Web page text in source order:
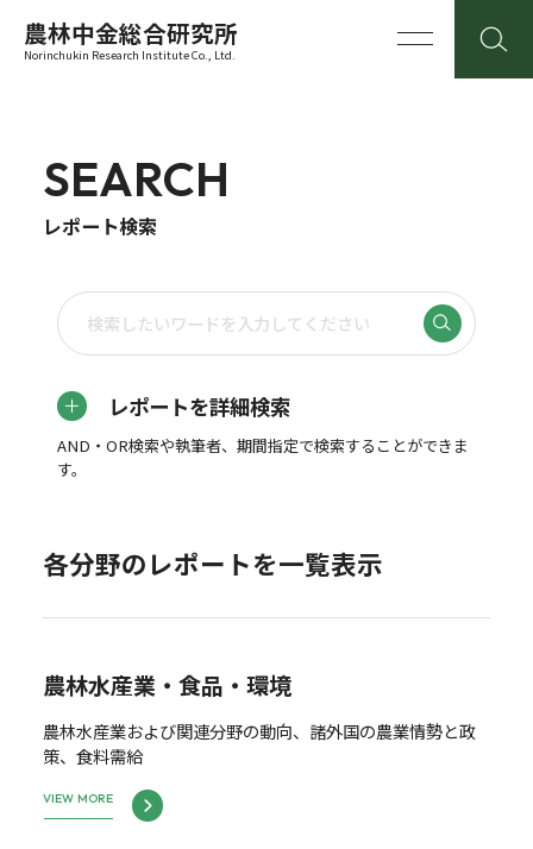
農林中金総合研究所
Norinchukin Research Institute Co., Ltd.
SEARCH
レポート検索
レポートを詳細検索
AND・OR検索や執筆者、期間指定で検索することができま
す。
各分野のレポートを一覧表示
農林水産業・食品・環境
農林水産業および関連分野の動向、諸外国の農業情勢と政
策、食料需給
VIEW MORE